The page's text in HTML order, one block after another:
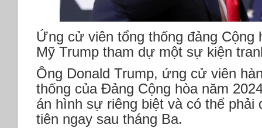
Ứng cử viên tổng thống đảng Cộng
Mỹ Trump tham dự một sự kiện
Ông Donald Trump, ứng cử viên
thống của Đảng Cộng hòa năm
án hình sự riêng biệt và có thể phải
tiên ngay sau tháng Ba.